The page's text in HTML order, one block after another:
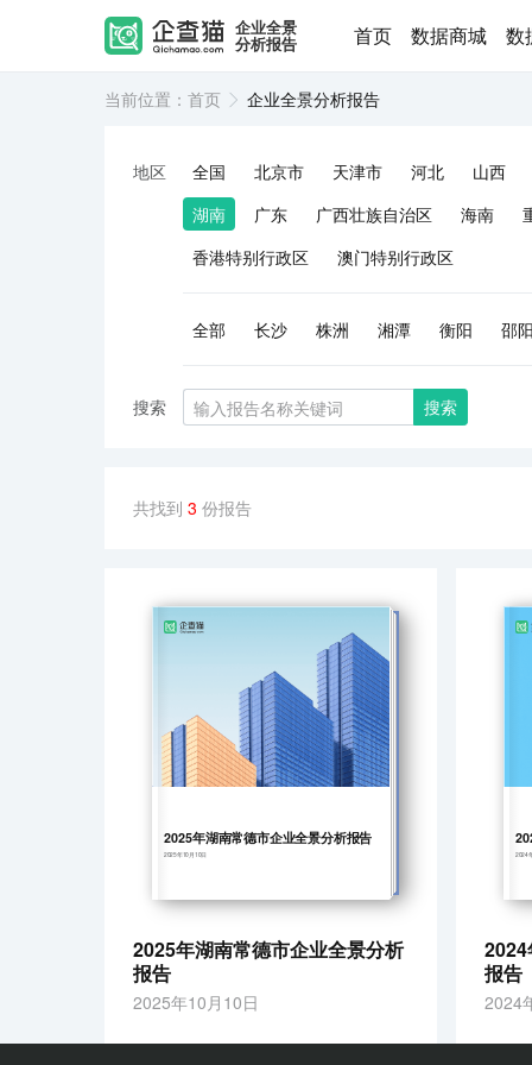
企业全景
分析报告 首页 数据商城 数
当前位置： 首页 企业全景分析报告
地区 全国 北京市 天津市 河北 山西
湖南
广东 广西壮族自治区 海南
香港特别行政区
澳门特别行政区
全部 长沙 株洲 湘潭 衡阳 邵阳
搜索 搜索
共找到 3 份报告
2025年湖南常德市企业全景分析报告
2025年10月10日
2025年湖南常德市企业全景分析
报告
2025年10月10日
2024
报告
2024